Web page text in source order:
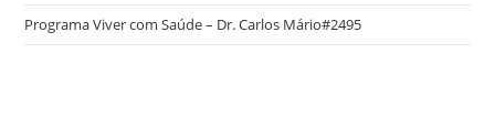
Programa Viver com Saúde – Dr. Carlos Mário#2495